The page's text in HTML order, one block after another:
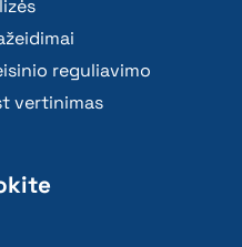
reguliavimo
vertinimas